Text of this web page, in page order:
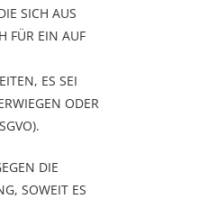
SICH AUS
FÜR EIN AUF
ES SEI
ODER
DIE
SOWEIT ES